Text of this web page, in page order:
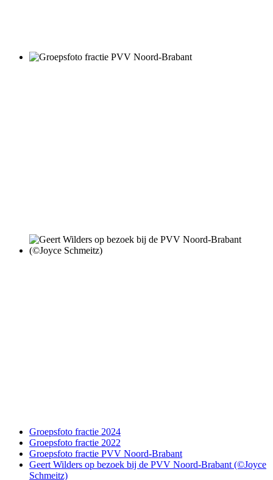
Groepsfoto fractie 2024
Groepsfoto fractie 2022
Groepsfoto fractie PVV Noord-Brabant
Geert Wilders op bezoek bij de PVV Noord-Brabant (©Joyce
Schmeitz)